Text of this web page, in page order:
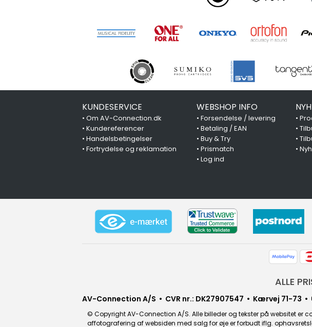
KUNDESERVICE
• Om AV-Connection.dk
• Kundereferencer
• Handelsbetingelser
• Fortrydelse og reklamation
WEBSHOP INFO
• Forsendelse / levering
• Betaling / EAN
• Buy & Try
• Prismatch
• Log ind
•
•
•
•
ALLE
AV-Connection A/S • CVR nr.: DK27907547 • Kærvej 71-73
© Copyright AV-Connection A/S. Alle billeder og tekster på websitet
affotografering af websiden med salg for øje er forbudt iflg.